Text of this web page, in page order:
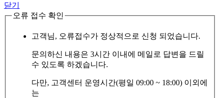
닫기
오류 접수 확인
고객님, 오류접수가 정상적으로 신청 되었습니다.
문의하신 내용은 3시간 이내에 메일로 답변을 드릴
수 있도록 하겠습니다.
다만, 고객센터 운영시간(평일 09:00 ~ 18:00) 이외에
는